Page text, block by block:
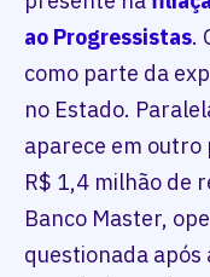
ao Progressistas.
como parte da
no Estado.
aparece em outro
R$ 1,4 milhão de
Banco Master,
questionada após